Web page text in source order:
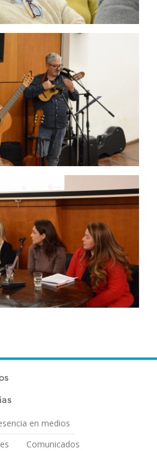
en medios
Comunicados
2025